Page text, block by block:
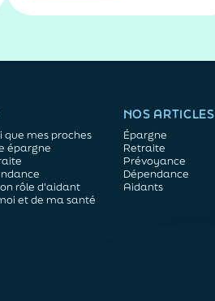
que mes proches
épargne
rôle d'aidant
et de ma santé
NOS ARTICLES
Épargne
Retraite
Prévoyance
Dépendance
Aidants